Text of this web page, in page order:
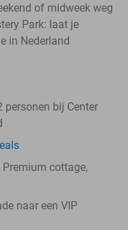
of midweek weg
Park: laat je
in Nederland
personen bij Center
cottage,
naar een VIP